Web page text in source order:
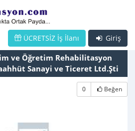
Giriş
ÜCRETSİZ İş İlanı
ve Öğretim Rehabilitasyon
Sanayi ve Ticeret Ltd.Şti
0 Beğen